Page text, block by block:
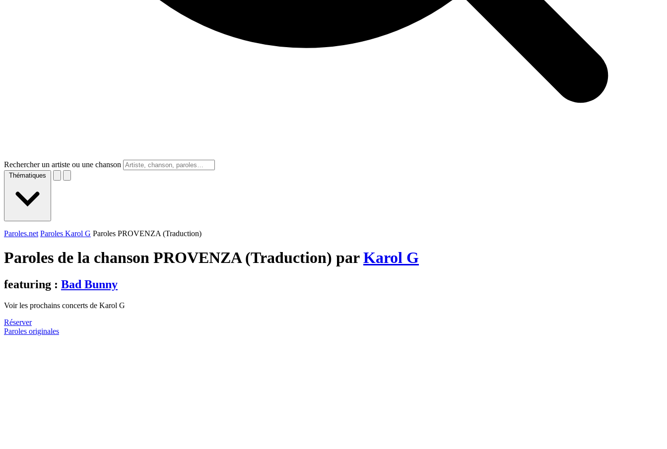
Rechercher un artiste ou une chanson
Thématiques
Paroles.net Paroles Karol G Paroles PROVENZA (Traduction)
Paroles de la chanson PROVENZA (Traduction) parKarol G
featuring : Bad Bunny
Voir les prochains concerts de Karol G
Réserver
Paroles originales